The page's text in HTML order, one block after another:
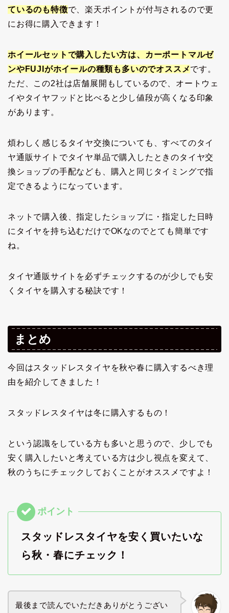
ているの も特徴で、楽天ポイントが付与されるので更
にお得に購入できます！
ホイールセットで購入したい方は、カーポートマルゼ
ンやFUJIがホイールの種類も多いのでオススメです。
ただ、この2社は店舗展開もしているので、オートウェ
イやタイヤフッドと比べると少し値段が高くなる印象
があります。
煩わしく感じるタイヤ交換についても、すべてのタイ
ヤ通販サイトでタイヤ単品で購入したときのタイヤ交
換ショップの手配なども、購入と同じタイミングで指
定できるようになっています。
ネットで購入後、指定したショップに・指定した日時
にタイヤを持ち込むだけでOKなのでとても簡単です
ね。
タイヤ通販サイトを必ずチェックするのが少しでも安
くタイヤを購入する秘訣です！
まとめ
今回はスタッドレスタイヤを秋や春に購入するべき理
由を紹介してきました！
スタッドレスタイヤは冬に購入するもの！
という認識をしている方も多いと思うので、少しでも
安く購入したいと考えている方は少し視点を変えて、
秋のうちにチェックしておくことがオススメですよ！
スタッドレスタイヤを安く買いたいな
ら秋・春にチェック！
最後まで読んでいただきありがとうござい